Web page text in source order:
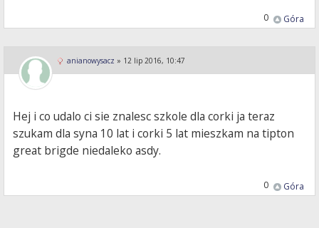
Góra
0
anianowysacz » 12 lip 2016, 10:47
Hej i co udalo ci sie znalesc szkole dla corki ja teraz
szukam dla syna 10 lat i corki 5 lat mieszkam na tipton
great brigde niedaleko asdy.
Góra
0